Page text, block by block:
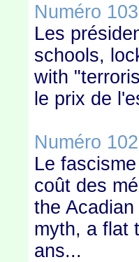
Numéro 103
Les
schools,
with
le prix de
Numéro 102
Le
coût des
the
myth, a flat
ans...